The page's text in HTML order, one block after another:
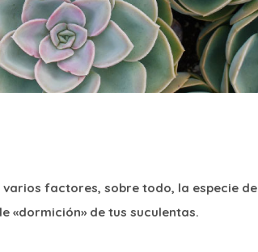
factores, sobre todo, la especie de
«dormición» de tus suculentas.